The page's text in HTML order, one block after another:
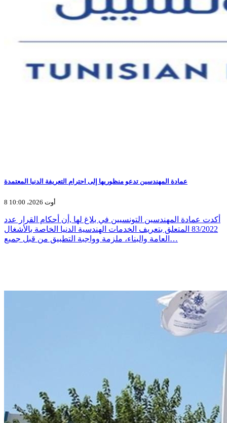
عمادة المهندسين تدعو منظوريها إلى احترام التعريفة الدنيا المعتمدة
8 أوت 2026، 10:00
أكدت عمادة المهندسين التونسيين في بلاغ لها ,أن أحكام القرار عدد
83/2022 المتعلق بتعريف الخدمات الهندسية الدنيا الخاصة بالأشغال
العامة والبناء، ملزمة وواجبة التطبيق من قبل جميع…